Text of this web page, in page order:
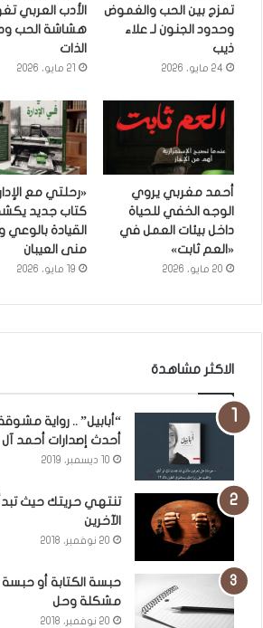
تمزج بين الحب والغموض
وحدود الجنون لـ علاء
ذيب
24 مايو، 2026
الأدب العربي
هشاشة الحب
الذات
21 مايو، 2026
أحمد مغربي يروي
الوجه الخفي للحياة
داخل بيئات العمل في
«العم ثابت»
20 مايو، 2026
«رحلتي مع
كتاب جديد
القيادة بالوعي
منى العيبان
19 مايو، 2026
الاكثر مشاهدة
“أبابيل” .. رواية
أحدث إصدارات أحمد
10 ديسمبر، 2019
تنتهي حريتك حيث
الآخرين
20 نوفمبر، 2018
حبسة الكتابة أو حبسة
مشكلة وحل
20 نوفمبر، 2018